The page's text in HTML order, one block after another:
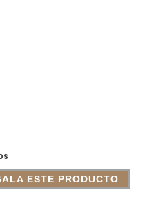
ESTE PRODUCTO